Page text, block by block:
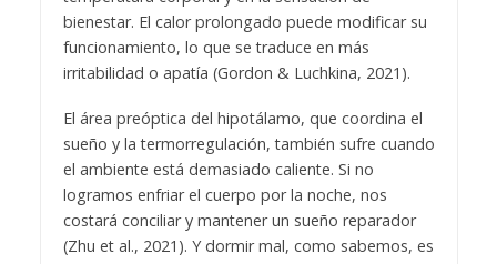
bienestar. El calor prolongado puede modificar su
funcionamiento, lo que se traduce en más
irritabilidad o apatía (Gordon & Luchkina, 2021).
El área preóptica del hipotálamo, que coordina el
sueño y la termorregulación, también sufre cuando
el ambiente está demasiado caliente. Si no
logramos enfriar el cuerpo por la noche, nos
costará conciliar y mantener un sueño reparador
(Zhu et al., 2021). Y dormir mal, como sabemos, es